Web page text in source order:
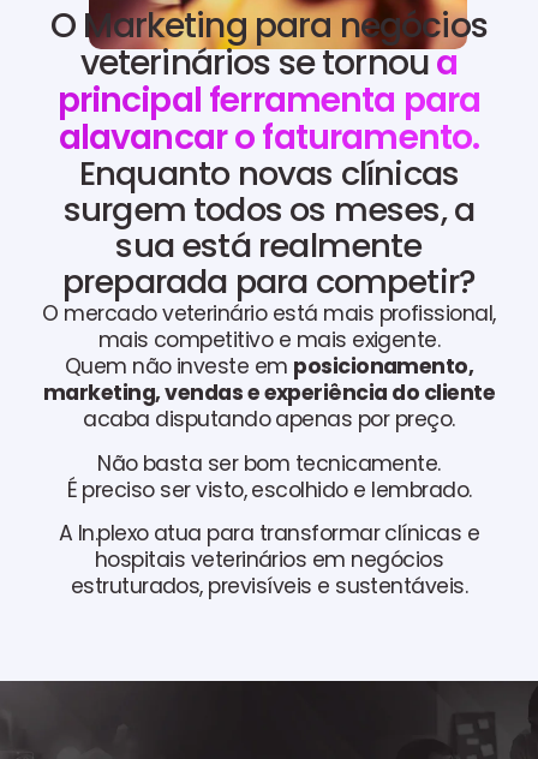
O Marketing para negócios
veterinários se tornoua
principal ferramenta para
alavancar o faturamento.
Enquanto novas clínicas
surgem todos os meses, a
sua está realmente
preparada para competir?
O mercado veterinário está mais profissional,
mais competitivo e mais exigente.
Quem não investe em posicionamento,
marketing, vendas e experiência do cliente
acaba disputando apenas por preço.
Não basta ser bom tecnicamente.
É preciso ser visto, escolhido e lembrado.
A In.plexo atua para transformar clínicas e
hospitais veterinários em negócios
estruturados, previsíveis e sustentáveis.